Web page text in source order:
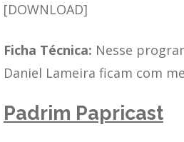
[DOWNLOAD]
Ficha Técnica: Nesse
Daniel Lameira ficam com
Padrim Papricast